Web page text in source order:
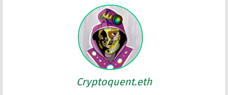
Cryptoquent.eth